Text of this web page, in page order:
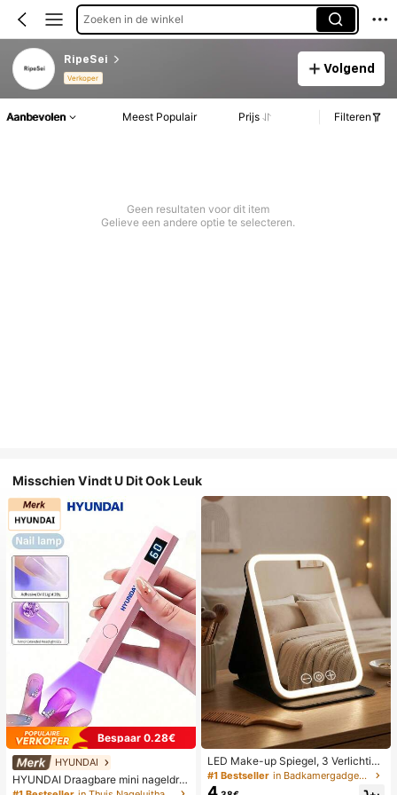
Zoeken in de winkel
RipeSei
Verkoper
Volgend
Aanbevolen Meest Populair Prijs Filteren
Geen resultaten voor dit item
Gelieve een andere optie te selecteren.
Misschien Vindt U Dit Ook Leuk
Bespaar 0.28€
HYUNDAI
HYUNDAI Draagbare mini nageldro
ger, oplaadbare handlamp UV/LED
LED Make-up Spiegel, 3 Verlichting
smodi, Verstelbare Helderheid, Draa
gbaar Vouwbaar Ontwerp, Geschikt
#1 Bestseller in Badkamergadgets die favoriet zijn bij klanten B